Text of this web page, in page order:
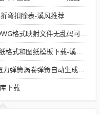
弯扣除表-溪风推荐
文件无乱码可分层-溪风亲测推荐
图纸模板下载-溪风专用版
涡卷弹簧自动生成宏程序下载
下载